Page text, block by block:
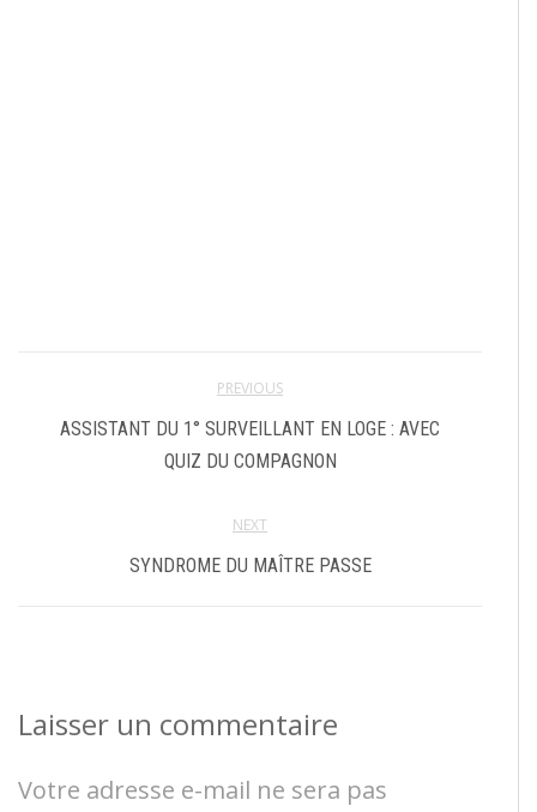
PREVIOUS
ASSISTANT DU 1° SURVEILLANT EN LOGE : AVEC
QUIZ DU COMPAGNON
NEXT
SYNDROME DU MAÎTRE PASSE
Laisser un commentaire
Votre adresse e-mail ne sera pas